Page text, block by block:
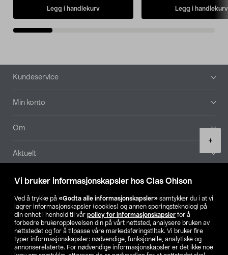
Vi bruker informasjonskapsler hos Clas Ohlson
Ved å trykke på «Godta alle informasjonskapsler» samtykker du i at vi
lagrer informasjonskapsler (cookies) og annen sporingsteknologi på
din enhet i henhold til vår policy for informasjonskapsler for å
forbedre brukeropplevelsen din på vårt nettsted, analysere bruken av
nettstedet og for å tilpasse våre markedsføringstiltak. Vi bruker fire
typer informasjonskapsler: nødvendige, funksjonelle, analytiske og
annonserelaterte. For nødvendige informasjonskapsler er det ikke noe
+
Legg i handlekurv Legg i handlekurv
Bunntekst
Kundeservice
Min konto
Om
Aktuelt
Våre selskaper
Finn din butikk
SE NO FI